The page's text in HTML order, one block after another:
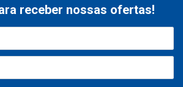
receber nossas ofertas!